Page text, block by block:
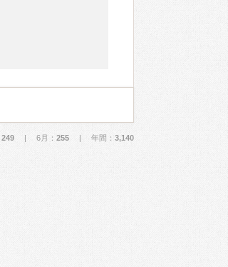
249 | 6月： 255 | 年間： 3,140